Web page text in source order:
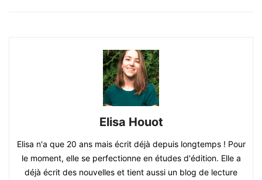
Elisa Houot
Elisa n'a que 20 ans mais écrit déjà depuis longtemps ! Pour
le moment, elle se perfectionne en études d'édition. Elle a
déjà écrit des nouvelles et tient aussi un blog de lecture